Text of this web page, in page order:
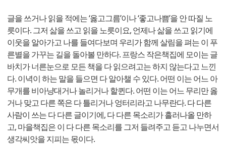
글을 쓰거나 읽을 적에는 ‘옳고그름’이나 ‘좋고나쁨’을 안 따질 노
릇이다. 그저 삶을 쓰고 읽을 노릇이요, 언제나 삶을 쓰고 읽기에
이웃을 알아가고 나를 들여다보며 우리가 함께 살림을 펴는 이 푸
른별을 가꾸는 길을 돌아볼 만하다. 프랑스 작은책집에 모이는 글
바치가 너른눈으로 모든 책을 다 읽으려고는 하지 않는다고 느낀
다. 이녁이 하는 말을 들으면 다 알아챌 수 있다. 어떤 이는 어느 아
무개를 비아냥대거나 놀리거나 할퀸다. 어떤 이는 어느 무리만 옳
거나 맞고 다른 쪽은 다 틀리거나 엉터리라고 나무란다. 다 다른
사람이 쓰는 다 다른 글이기에, 다 다른 목소리가 흘러나올 만하
고, 마을책집은 이 다 다른 목소리를 그저 들려주고 듣고 나누면서
생각씨앗을 지피는 몫이다.